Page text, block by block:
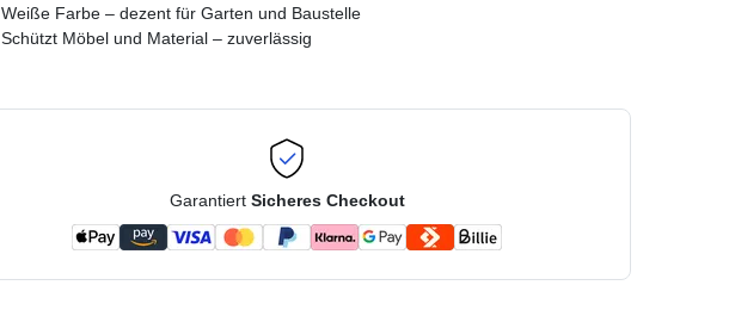
Weiße Farbe – dezent für Garten und Baustelle
Schützt Möbel und Material – zuverlässig
Garantiert Sicheres Checkout